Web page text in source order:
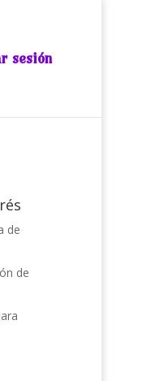
sesión
de
de